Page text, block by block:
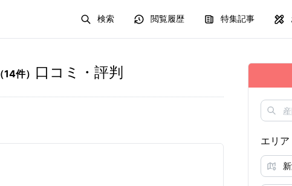
検索 閲覧履歴 特集記事
（14件） 口コミ・評判
エリア